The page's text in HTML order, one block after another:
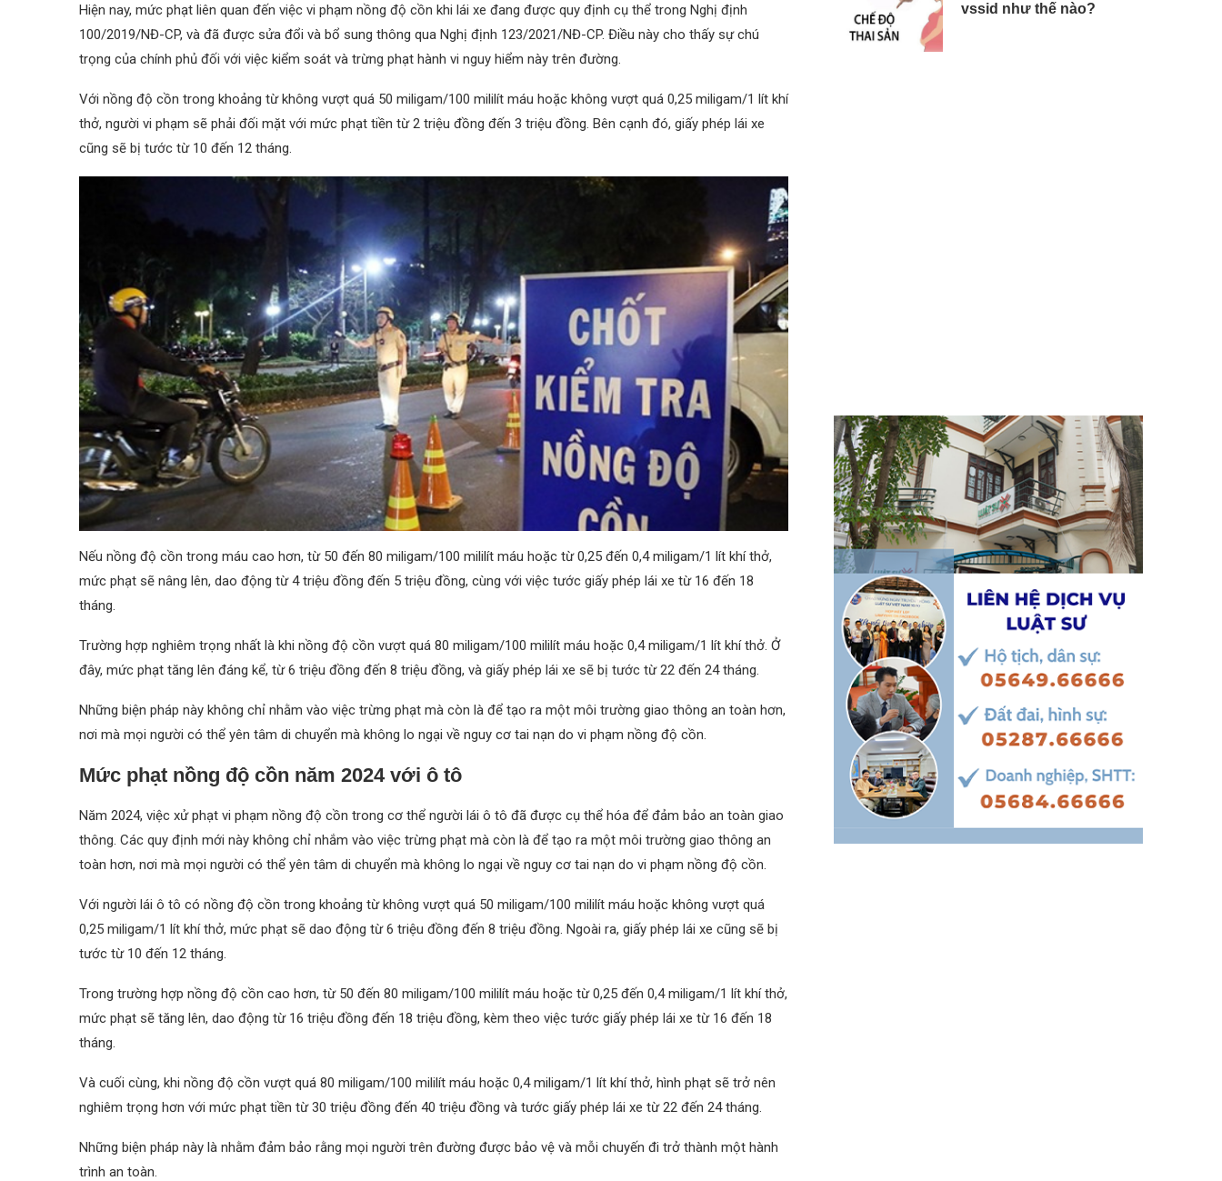
Hiện nay, mức phạt liên quan đến việc vi phạm nồng độ cồn khi lái xe đang được quy định cụ thể trong Nghị định
100/2019/NĐ-CP, và đã được sửa đổi và bổ sung thông qua Nghị định 123/2021/NĐ-CP. Điều này cho thấy sự chú
trọng của chính phủ đối với việc kiểm soát và trừng phạt hành vi nguy hiểm này trên đường.
Với nồng độ cồn trong khoảng từ không vượt quá 50 miligam/100 mililít máu hoặc không vượt quá 0,25 miligam/1 lít khí
thở, người vi phạm sẽ phải đối mặt với mức phạt tiền từ 2 triệu đồng đến 3 triệu đồng. Bên cạnh đó, giấy phép lái xe
cũng sẽ bị tước từ 10 đến 12 tháng.
Nếu nồng độ cồn trong máu cao hơn, từ 50 đến 80 miligam/100 mililít máu hoặc từ 0,25 đến 0,4 miligam/1 lít khí thở,
mức phạt sẽ nâng lên, dao động từ 4 triệu đồng đến 5 triệu đồng, cùng với việc tước giấy phép lái xe từ 16 đến 18
tháng.
Trường hợp nghiêm trọng nhất là khi nồng độ cồn vượt quá 80 miligam/100 mililít máu hoặc 0,4 miligam/1 lít khí thở. Ở
đây, mức phạt tăng lên đáng kể, từ 6 triệu đồng đến 8 triệu đồng, và giấy phép lái xe sẽ bị tước từ 22 đến 24 tháng.
Những biện pháp này không chỉ nhằm vào việc trừng phạt mà còn là để tạo ra một môi trường giao thông an toàn hơn,
nơi mà mọi người có thể yên tâm di chuyển mà không lo ngại về nguy cơ tai nạn do vi phạm nồng độ cồn.
Mức phạt nồng độ cồn năm 2024 với ô tô
Năm 2024, việc xử phạt vi phạm nồng độ cồn trong cơ thể người lái ô tô đã được cụ thể hóa để đảm bảo an toàn giao
thông. Các quy định mới này không chỉ nhắm vào việc trừng phạt mà còn là để tạo ra một môi trường giao thông an
toàn hơn, nơi mà mọi người có thể yên tâm di chuyển mà không lo ngại về nguy cơ tai nạn do vi phạm nồng độ cồn.
Với người lái ô tô có nồng độ cồn trong khoảng từ không vượt quá 50 miligam/100 mililít máu hoặc không vượt quá
0,25 miligam/1 lít khí thở, mức phạt sẽ dao động từ 6 triệu đồng đến 8 triệu đồng. Ngoài ra, giấy phép lái xe cũng sẽ bị
tước từ 10 đến 12 tháng.
Trong trường hợp nồng độ cồn cao hơn, từ 50 đến 80 miligam/100 mililít máu hoặc từ 0,25 đến 0,4 miligam/1 lít khí thở,
mức phạt sẽ tăng lên, dao động từ 16 triệu đồng đến 18 triệu đồng, kèm theo việc tước giấy phép lái xe từ 16 đến 18
tháng.
Và cuối cùng, khi nồng độ cồn vượt quá 80 miligam/100 mililít máu hoặc 0,4 miligam/1 lít khí thở, hình phạt sẽ trở nên
nghiêm trọng hơn với mức phạt tiền từ 30 triệu đồng đến 40 triệu đồng và tước giấy phép lái xe từ 22 đến 24 tháng.
Những biện pháp này là nhằm đảm bảo rằng mọi người trên đường được bảo vệ và mỗi chuyến đi trở thành một hành
trình an toàn.
vssid như thế nào?